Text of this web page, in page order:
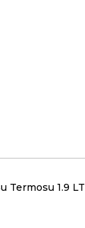
Termosu 1.9 LT